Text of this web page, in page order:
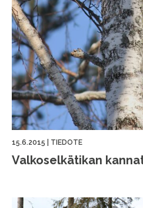
15.6.2015 TIEDOTE
Valkoselkätikan